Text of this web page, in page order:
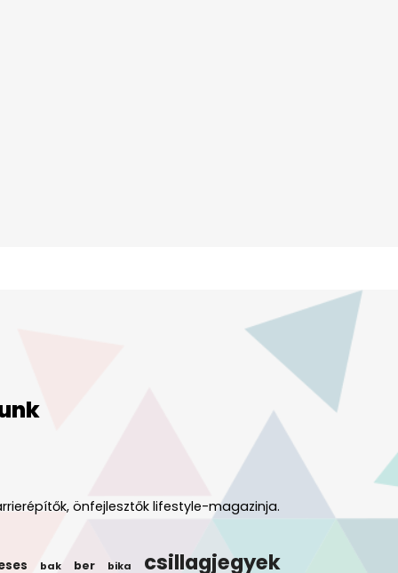
önfejlesztők lifestyle-magazinja.
bak ber bika csillagjegyek